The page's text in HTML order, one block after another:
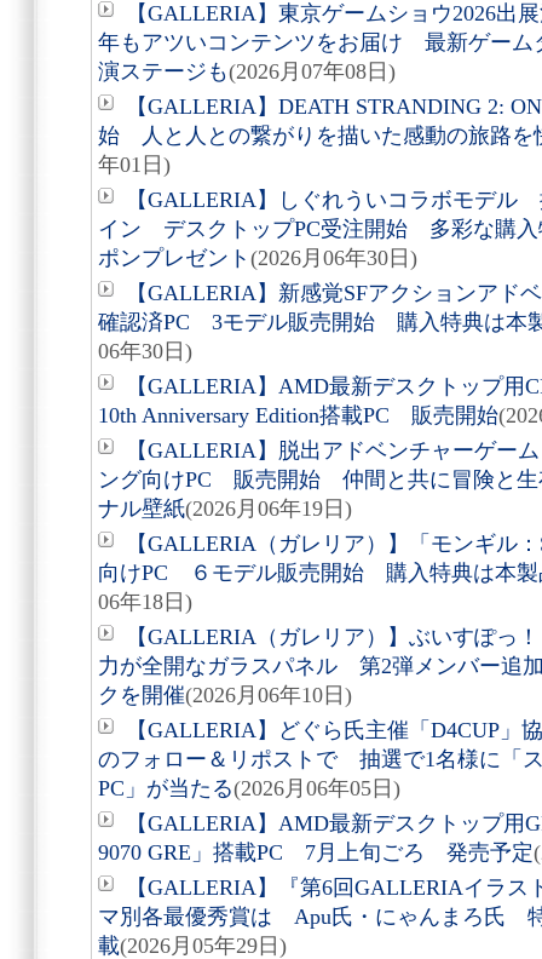
【GALLERIA】東京ゲームショウ2026
年もアツいコンテンツをお届け 最新ゲーム
演ステージも(2026月07年08日)
【GALLERIA】DEATH STRANDING 2:
始 人と人との繋がりを描いた感動の旅路を
年01日)
【GALLERIA】しぐれういコラボモデル
イン デスクトップPC受注開始 多彩な購入
ポンプレゼント (2026月06年30日)
【GALLERIA】新感覚SFアクションアド
確認済PC 3モデル販売開始 購入特典は本
06年30日)
【GALLERIA】AMD最新デスクトップ用
10th Anniversary Edition搭載PC 販売開始
【GALLERIA】脱出アドベンチャーゲー
ング向けPC 販売開始 仲間と共に冒険と
ナル壁紙(2026月06年19日)
【GALLERIA（ガレリア）】「モンギル
向けPC ６モデル販売開始 購入特典は本製
06年18日)
【GALLERIA（ガレリア）】ぶいすぽっ
力が全開なガラスパネル 第2弾メンバー追
クを開催(2026月06年10日)
【GALLERIA】どぐら氏主催「D4CUP
のフォロー＆リポストで 抽選で1名様に「
PC」が当たる(2026月06年05日)
【GALLERIA】AMD最新デスクトップ
9070 GRE」搭載PC 7月上旬ごろ 発売予定
【GALLERIA】『第6回GALLERIAイラ
マ別各最優秀賞は Apu氏・にゃんまろ氏
載(2026月05年29日)